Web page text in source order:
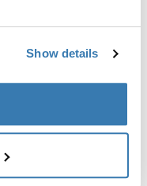
Show details